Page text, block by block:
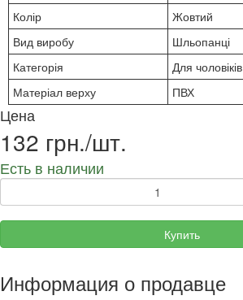
Колір
Жовтий
Вид виробу
Шльопанці
Категорія
Для чоловіків
Матеріал верху
ПВХ
Цена
132 грн./шт.
Есть в наличии
Купить
Информация о продавце